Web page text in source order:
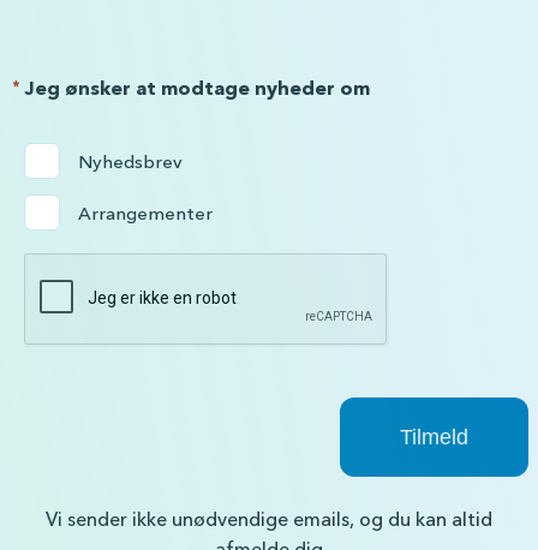
Jeg ønsker at modtage nyheder om
*
Nyhedsbrev
Arrangementer
Vi sender ikke unødvendige emails, og du kan altid